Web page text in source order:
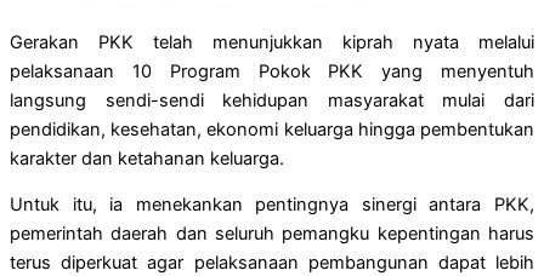
Gerakan PKK telah menunjukkan kiprah nyata melalui
pelaksanaan 10 Program Pokok PKK yang menyentuh
langsung sendi-sendi kehidupan masyarakat mulai dari
pendidikan, kesehatan, ekonomi keluarga hingga pembentukan
karakter dan ketahanan keluarga.
Untuk itu, ia menekankan pentingnya sinergi antara PKK,
pemerintah daerah dan seluruh pemangku kepentingan harus
terus diperkuat agar pelaksanaan pembangunan dapat lebih